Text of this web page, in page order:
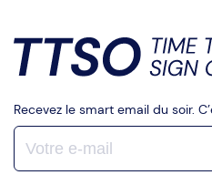
Recevez le smart email du soir.